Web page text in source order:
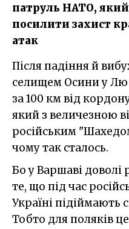
патруль НАТО,
посилити захист
атак
Після падіння й вибуху у Польщі під
селищем Осини у
за 100 км від
який з величезною
російським
чому так сталось.
Бо у Варшаві доволі
те, що під час
Україні підіймають
Тобто для поляків